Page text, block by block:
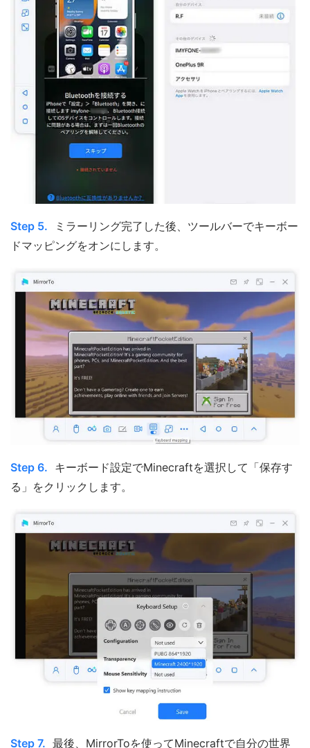
Step 5.
ミラーリング完了した後、ツールバーでキーボー
ドマッピングをオンにします。
Step 6. キーボード設定でMinecraftを選択して「保存す
る」をクリックします。
Step 7. 最後、MirrorToを使ってMinecraftで自分の世界